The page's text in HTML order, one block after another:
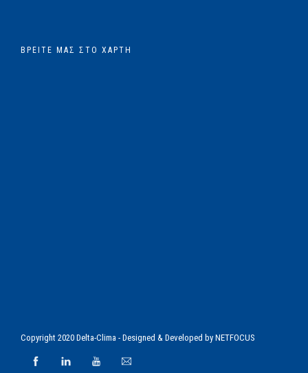
ΒΡΕΊΤΕ ΜΑΣ ΣΤΟ ΧΆΡΤΗ
Copyright 2020 Delta-Clima - Designed & Developed by NETFOCUS